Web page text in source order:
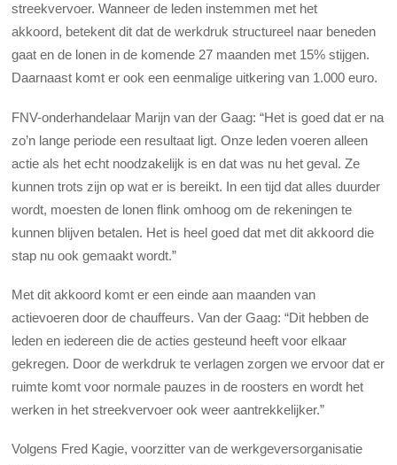
streekvervoer. Wanneer de leden instemmen met het
akkoord, betekent dit dat de werkdruk structureel naar beneden
gaat en de lonen in de komende 27 maanden met 15% stijgen.
Daarnaast komt er ook een eenmalige uitkering van 1.000 euro.
FNV-onderhandelaar Marijn van der Gaag: “Het is goed dat er na
zo’n lange periode een resultaat ligt. Onze leden voeren alleen
actie als het echt noodzakelijk is en dat was nu het geval. Ze
kunnen trots zijn op wat er is bereikt. In een tijd dat alles duurder
wordt, moesten de lonen flink omhoog om de rekeningen te
kunnen blijven betalen. Het is heel goed dat met dit akkoord die
stap nu ook gemaakt wordt.”
Met dit akkoord komt er een einde aan maanden van
actievoeren door de chauffeurs. Van der Gaag: “Dit hebben de
leden en iedereen die de acties gesteund heeft voor elkaar
gekregen. Door de werkdruk te verlagen zorgen we ervoor dat er
ruimte komt voor normale pauzes in de roosters en wordt het
werken in het streekvervoer ook weer aantrekkelijker.”
Volgens Fred Kagie, voorzitter van de werkgeversorganisatie